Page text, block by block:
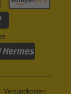
Versandkosten